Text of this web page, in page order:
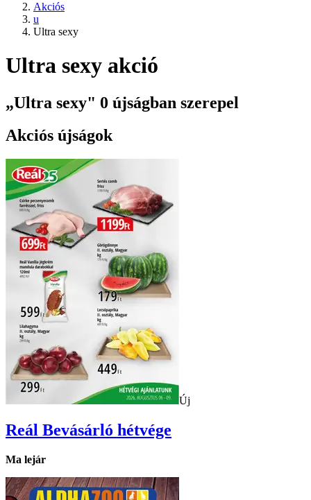
Akciós
u
Ultra sexy
Ultra sexy akció
„Ultra sexy" 0 újságban szerepel
Akciós újságok
Új
Reál Bevásárló hétvége
Ma lejár